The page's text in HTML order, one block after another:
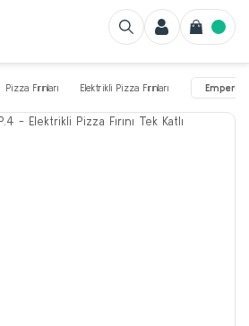
Pizza Fırınları Elektrikli Pizza Fırınları Empero